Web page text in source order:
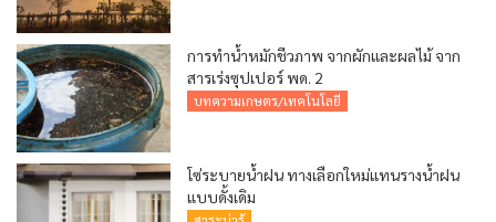
การทำน้ำหมักชีวภาพ จากผักและผลไม้ จาก
สารเร่งซุปเปอร์ พด. 2
บทความเกษตร/เทคโนโลยี
โซ่ระบายน้ำฝน ทางเลือกใหม่แทนรางน้ำฝน
แบบดั้งเดิม